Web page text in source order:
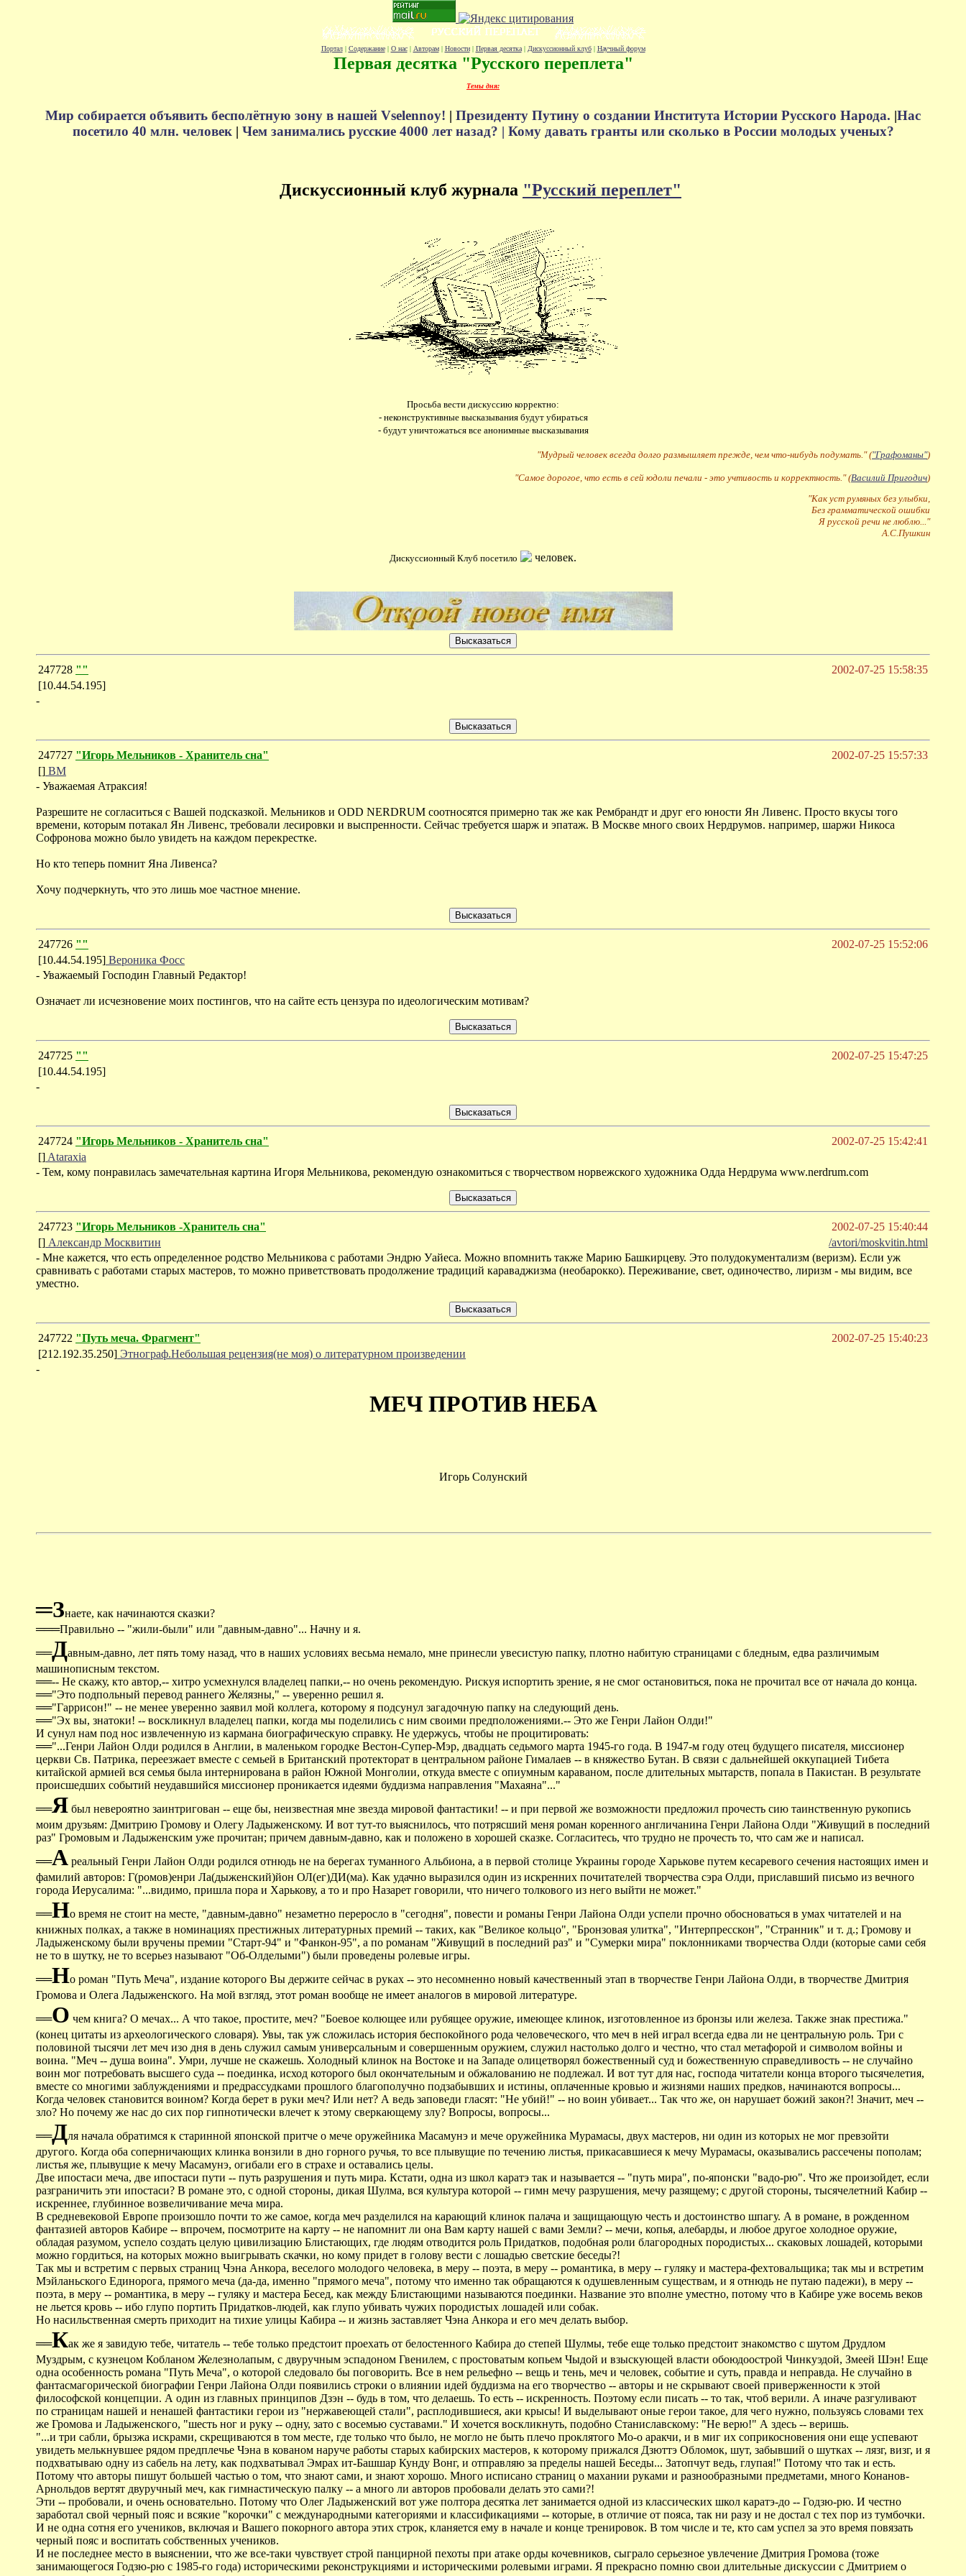
Портал| Содержание| О нас| Авторам| Новости| Первая десятка| Дискуссионный клуб| Научный форум
Первая десятка "Русского переплета"
Темы дня:
Мир собирается объявить бесполётную зону в нашей Vselennoy! | Президенту Путину о создании Института Истории Русского Народа. |Нас
посетило 40 млн. человек| Чем занимались русские 4000 лет назад? | Кому давать гранты или сколько в России молодых ученых?
Дискуссионный клуб журнала "Русский переплет"
Просьба вести дискуссию корректно:
- неконструктивные высказывания будут убираться
- будут уничтожаться все анонимные высказывания
"Мудрый человек всегда долго размышляет прежде, чем что-нибудь подумать." ("Графоманы")
"Самое дорогое, что есть в сей юдоли печали - это учтивость и корректность." (Василий Пригодич)
"Как уст румяных без улыбки,
Без грамматической ошибки
Я русской речи не люблю..."
А.С.Пушкин
Дискуссионный Клуб посетило человек.
247728 ""
2002-07-25 15:58:35
[10.44.54.195]
-
247727 "Игорь Мельников - Хранитель сна"
2002-07-25 15:57:33
[] ВМ
- Уважаемая Атраксия!
Разрешите не согласиться с Вашей подсказкой. Мельников и ODD NERDRUM соотносятся примерно так же как Рембрандт и друг его юности Ян Ливенс. Просто вкусы того
времени, которым потакал Ян Ливенс, требовали лесировки и выспренности. Сейчас требуется шарж и эпатаж. В Москве много своих Нердрумов. например, шаржи Никоса
Софронова можно было увидеть на каждом перекрестке.
Но кто теперь помнит Яна Ливенса?
Хочу подчеркнуть, что это лишь мое частное мнение.
247726 ""
2002-07-25 15:52:06
[10.44.54.195] Вероника Фосс
- Уважаемый Господин Главный Редактор!
Означает ли исчезновение моих постингов, что на сайте есть цензура по идеологическим мотивам?
247725 ""
2002-07-25 15:47:25
[10.44.54.195]
-
247724 "Игорь Мельников - Хранитель сна"
2002-07-25 15:42:41
[] Ataraxia
- Тем, кому понравилась замечательная картина Игоря Мельникова, рекомендую ознакомиться с творчеством норвежского художника Одда Нердрума www.nerdrum.com
247723 "Игорь Мельников -Хранитель сна"
2002-07-25 15:40:44
[] Александр Москвитин
/avtori/moskvitin.html
- Мне кажется, что есть определенное родство Мельникова с работами Эндрю Уайеса. Можно впомнить также Марию Башкирцеву. Это полудокументализм (веризм). Если уж
сравнивать с работами старых мастеров, то можно приветствовать продолжение традиций караваджизма (необарокко). Переживание, свет, одиночество, лиризм - мы видим, все
уместно.
247722 "Путь меча. Фрагмент"
2002-07-25 15:40:23
[212.192.35.250] Этнограф.Небольшая рецензия(не моя) о литературном произведении
-
МЕЧ ПРОТИВ НЕБА
Игорь Солунский
═Знаете, как начинаются сказки?
═══Правильно -- "жили-были" или "давным-давно"... Начну и я.
══Давным-давно, лет пять тому назад, что в наших условиях весьма немало, мне принесли увесистую папку, плотно набитую страницами с бледным, едва различимым
машинописным текстом.
══-- Не скажу, кто автор,-- хитро усмехнулся владелец папки,-- но очень рекомендую. Рискуя испортить зрение, я не смог остановиться, пока не прочитал все от начала до конца.
══"Это подпольный перевод раннего Желязны," -- уверенно решил я.
══"Гаррисон!" -- не менее уверенно заявил мой коллега, которому я подсунул загадочную папку на следующий день.
══"Эх вы, знатоки! -- воскликнул владелец папки, когда мы поделились с ним своими предположениями.-- Это же Генри Лайон Олди!"
И сунул нам под нос извлеченную из кармана биографическую справку. Не удержусь, чтобы не процитировать:
══"...Генри Лайон Олди родился в Англии, в маленьком городке Вестон-Супер-Мэр, двадцать седьмого марта 1945-го года. В 1947-м году отец будущего писателя, миссионер
церкви Св. Патрика, переезжает вместе с семьей в Британский протекторат в центральном районе Гималаев -- в княжество Бутан. В связи с дальнейшей оккупацией Тибета
китайской армией вся семья была интернирована в район Южной Монголии, откуда вместе с опиумным караваном, после длительных мытарств, попала в Пакистан. В результате
происшедших событий неудавшийся миссионер проникается идеями буддизма направления "Махаяна"..."
══Я был невероятно заинтригован -- еще бы, неизвестная мне звезда мировой фантастики! -- и при первой же возможности предложил прочесть сию таинственную рукопись
моим друзьям: Дмитрию Громову и Олегу Ладыженскому. И вот тут-то выяснилось, что потрясший меня роман коренного англичанина Генри Лайона Олди "Живущий в последний
раз" Громовым и Ладыженским уже прочитан; причем давным-давно, как и положено в хорошей сказке. Согласитесь, что трудно не прочесть то, что сам же и написал.
══А реальный Генри Лайон Олди родился отнюдь не на берегах туманного Альбиона, а в первой столице Украины городе Харькове путем кесаревого сечения настоящих имен и
фамилий авторов: Г(ромов)енри Ла(дыженский)йон ОЛ(ег)ДИ(ма). Как удачно выразился один из искренних почитателей творчества сэра Олди, приславший письмо из вечного
города Иерусалима: "...видимо, пришла пора и Харькову, а то и про Назарет говорили, что ничего толкового из него выйти не может."
══Но время не стоит на месте, "давным-давно" незаметно переросло в "сегодня", повести и романы Генри Лайона Олди успели прочно обосноваться в умах читателей и на
книжных полках, а также в номинациях престижных литературных премий -- таких, как "Великое кольцо", "Бронзовая улитка", "Интерпресскон", "Странник" и т. д.; Громову и
Ладыженскому были вручены премии "Старт-94" и "Фанкон-95", а по романам "Живущий в последний раз" и "Сумерки мира" поклонниками творчества Олди (которые сами себя
не то в шутку, не то всерьез называют "Об-Олделыми") были проведены ролевые игры.
══Но роман "Путь Меча", издание которого Вы держите сейчас в руках -- это несомненно новый качественный этап в творчестве Генри Лайона Олди, в творчестве Дмитрия
Громова и Олега Ладыженского. На мой взгляд, этот роман вообще не имеет аналогов в мировой литературе.
══О чем книга? О мечах... А что такое, простите, меч? "Боевое колющее или рубящее оружие, имеющее клинок, изготовленное из бронзы или железа. Также знак престижа."
(конец цитаты из археологического словаря). Увы, так уж сложилась история беспокойного рода человеческого, что меч в ней играл всегда едва ли не центральную роль. Три с
половиной тысячи лет меч изо дня в день служил самым универсальным и совершенным оружием, служил настолько долго и честно, что стал метафорой и символом войны и
воина. "Меч -- душа воина". Умри, лучше не скажешь. Холодный клинок на Востоке и на Западе олицетворял божественный суд и божественную справедливость -- не случайно
воин мог потребовать высшего суда -- поединка, исход которого был окончательным и обжалованию не подлежал. И вот тут для нас, господа читатели конца второго тысячелетия,
вместе со многими заблуждениями и предрассудками прошлого благополучно подзабывших и истины, оплаченные кровью и жизнями наших предков, начинаются вопросы...
Когда человек становится воином? Когда берет в руки меч? Или нет? А ведь заповеди гласят: "Не убий!" -- но воин убивает... Так что же, он нарушает божий закон?! Значит, меч --
зло? Но почему же нас до сих пор гипнотически влечет к этому сверкающему злу? Вопросы, вопросы...
══Для начала обратимся к старинной японской притче о мече оружейника Масамунэ и мече оружейника Мурамасы, двух мастеров, ни один из которых не мог превзойти
другого. Когда оба соперничающих клинка вонзили в дно горного ручья, то все плывущие по течению листья, прикасавшиеся к мечу Мурамасы, оказывались рассечены пополам;
листья же, плывущие к мечу Масамунэ, огибали его в страхе и оставались целы.
Две ипостаси меча, две ипостаси пути -- путь разрушения и путь мира. Кстати, одна из школ каратэ так и называется -- "путь мира", по-японски "вадо-рю". Что же произойдет, если
разграничить эти ипостаси? В романе это, с одной стороны, дикая Шулма, вся культура которой -- гимн мечу разрушения, мечу разящему; с другой стороны, тысячелетний Кабир --
искреннее, глубинное возвеличивание меча мира.
В средневековой Европе произошло почти то же самое, когда меч разделился на карающий клинок палача и защищающую честь и достоинство шпагу. А в романе, в рожденном
фантазией авторов Кабире -- впрочем, посмотрите на карту -- не напомнит ли она Вам карту нашей с вами Земли? -- мечи, копья, алебарды, и любое другое холодное оружие,
обладая разумом, успело создать целую цивилизацию Блистающих, где людям отводится роль Придатков, подобная роли благородных породистых... скаковых лошадей, которыми
можно гордиться, на которых можно выигрывать скачки, но кому придет в голову вести с лошадью светские беседы?!
Так мы и встретим с первых страниц Чэна Анкора, веселого молодого человека, в меру -- поэта, в меру -- романтика, в меру -- гуляку и мастера-фехтовальщика; так мы и встретим
Мэйланьского Единорога, прямого меча (да-да, именно "прямого меча", потому что именно так обращаются к одушевленным существам, и я отнюдь не путаю падежи), в меру --
поэта, в меру -- романтика, в меру -- гуляку и мастера Бесед, как между Блистающими называются поединки. Название это вполне уместно, потому что в Кабире уже восемь веков
не льется кровь -- ибо глупо портить Придатков-людей, как глупо убивать чужих породистых лошадей или собак.
Но насильственная смерть приходит на тихие улицы Кабира -- и жизнь заставляет Чэна Анкора и его меч делать выбор.
══Как же я завидую тебе, читатель -- тебе только предстоит проехать от белостенного Кабира до степей Шулмы, тебе еще только предстоит знакомство с шутом Друдлом
Муздрым, с кузнецом Кобланом Железнолапым, с двуручным эспадоном Гвенилем, с простоватым копьем Чыдой и взыскующей власти обоюдоострой Чинкуэдой, Змеей Шэн! Еще
одна особенность романа "Путь Меча", о которой следовало бы поговорить. Все в нем рельефно -- вещь и тень, меч и человек, событие и суть, правда и неправда. Не случайно в
фантасмагорической биографии Генри Лайона Олди появились строки о влиянии идей буддизма на его творчество -- авторы и не скрывают своей приверженности к этой
философской концепции. А один из главных принципов Дзэн -- будь в том, что делаешь. То есть -- искренность. Поэтому если писать -- то так, чтоб верили. А иначе разгуливают
по страницам нашей и ненашей фантастики герои из "нержавеющей стали", расплодившиеся, аки крысы! И выделывают оные герои такое, для чего нужно, пользуясь словами тех
же Громова и Ладыженского, "шесть ног и руку -- одну, зато с восемью суставами." И хочется воскликнуть, подобно Станиславскому: "Не верю!" А здесь -- веришь.
"...и три сабли, брызжа искрами, скрещиваются в том месте, где только что было, не могло не быть плечо проклятого Мо-о аракчи, и в миг их соприкосновения они еще успевают
увидеть мелькнувшее рядом предплечье Чэна в кованом наруче работы старых кабирских мастеров, к которому прижался Дзюттэ Обломок, шут, забывший о шутках -- лязг, визг, и я
подхватываю одну из сабель на лету, как подхватывал Эмрах ит-Башшар Кунду Вонг, и отправляю за пределы нашей Беседы... Затопчут ведь, глупая!" Потому что так и есть.
Потому что авторы пишут большей частью о том, что знают сами, и знают хорошо. Много исписано страниц о махании руками и разнообразными предметами, много Конанов-
Арнольдов вертят двуручный меч, как гимнастическую палку -- а много ли авторов пробовали делать это сами?!
Эти -- пробовали, и очень основательно. Потому что Олег Ладыженский вот уже полтора десятка лет занимается одной из классических школ каратэ-до -- Годзю-рю. И честно
заработал свой черный пояс и всякие "корочки" с международными категориями и классификациями -- которые, в отличие от пояса, так ни разу и не достал с тех пор из тумбочки.
И не одна сотня его учеников, включая и Вашего покорного автора этих строк, кланяется ему в начале и конце тренировок. В том числе и те, кто сам успел за это время повязать
черный пояс и воспитать собственных учеников.
И не последнее место в выяснении, что же все-таки чувствует строй панцирной пехоты при атаке орды кочевников, сыграло серьезное увлечение Дмитрия Громова (тоже
занимающегося Годзю-рю с 1985-го года) историческими реконструкциями и историческими ролевыми играми. Я прекрасно помню свои длительные дискуссии с Дмитрием о